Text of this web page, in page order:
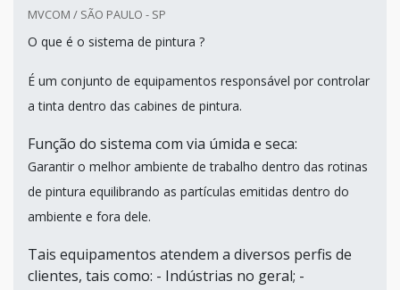
MVCOM / SÃO PAULO - SP
O que é o sistema de pintura ?
É um conjunto de equipamentos responsável por controlar
a tinta dentro das cabines de pintura.
Função do sistema com via úmida e seca:
Garantir o melhor ambiente de trabalho dentro das rotinas
de pintura equilibrando as partículas emitidas dentro do
ambiente e fora dele.
Tais equipamentos atendem a diversos perfis de
clientes, tais como: - Indústrias no geral; -